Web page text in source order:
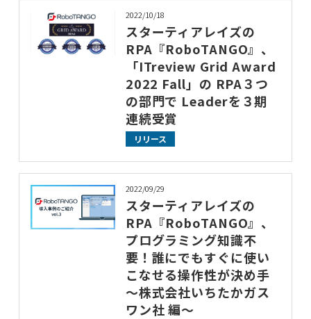
2022/10/18
スターティアレイズの
RPA『RoboTANGO』、
「ITreview Grid Award
2022 Fall」の RPA３つ
の部門で Leaderを３期
連続受賞
リリース
2022/09/29
スターティアレイズの
RPA『RoboTANGO』、
プログラミング知識不
要！誰にでもすぐに使い
こなせる操作性が決め手
～株式会社いちたかガス
ワン社 編～